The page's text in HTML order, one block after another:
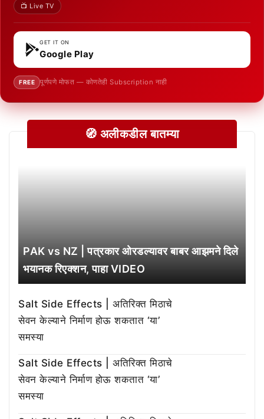
📺 Live TV
GET IT ON
Google Play
FREE पूर्णपणे मोफत — कोणतेही Subscription नाही
🧭 अलीकडील बातम्या
PAK vs NZ | पत्रकार ओरडल्यावर बाबर आझमने दिले
भयानक रिएक्शन, पाहा VIDEO
Salt Side Effects | अतिरिक्त मिठाचे
सेवन केल्याने निर्माण होऊ शकतात ‘या’
समस्या
Salt Side Effects | अतिरिक्त मिठाचे
सेवन केल्याने निर्माण होऊ शकतात ‘या’
समस्या